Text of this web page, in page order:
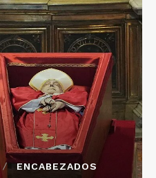
ENCABEZADOS